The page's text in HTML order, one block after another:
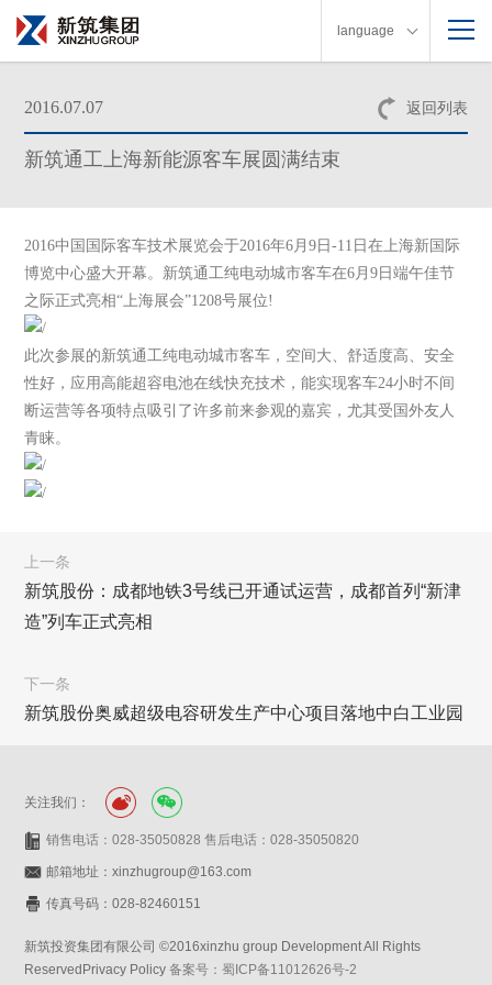
language
返回列表
2016.07.07
新筑通工上海新能源客车展圆满结束
2016中国国际客车技术展览会于2016年6月9日-11日在上海新国际
博览中心盛大开幕。新筑通工纯电动城市客车在6月9日端午佳节
之际正式亮相“上海展会”1208号展位!
此次参展的新筑通工纯电动城市客车，空间大、舒适度高、安全
性好，应用高能超容电池在线快充技术，能实现客车24小时不间
断运营等各项特点吸引了许多前来参观的嘉宾，尤其受国外友人
青睐。
上一条
新筑股份：成都地铁3号线已开通试运营，成都首列“新津
造”列车正式亮相
下一条
新筑股份奥威超级电容研发生产中心项目落地中白工业园
关注我们：
销售电话：028-35050828 售后电话：028-35050820
邮箱地址：xinzhugroup@163.com
传真号码：028-82460151
新筑投资集团有限公司 ©2016xinzhu group Development All Rights
ReservedPrivacy Policy备案号：蜀ICP备11012626号-2